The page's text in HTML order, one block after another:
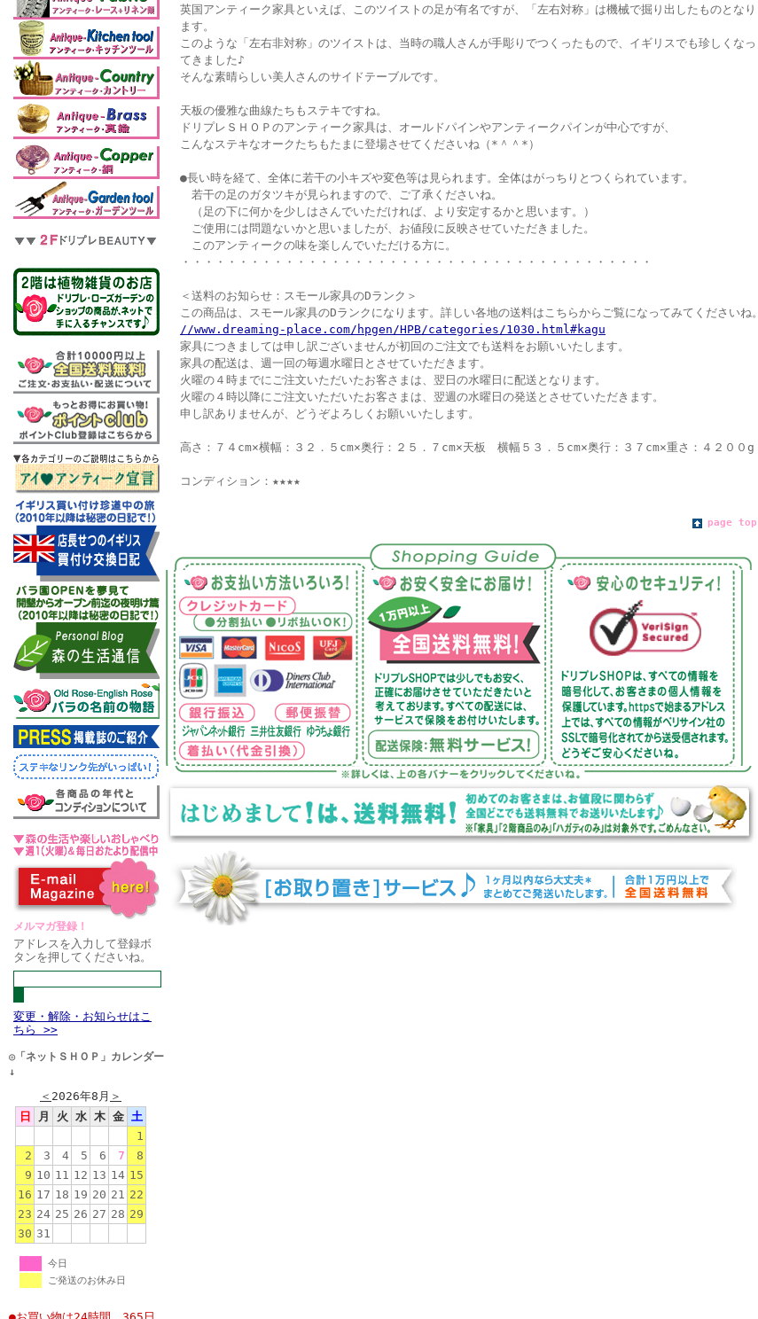
メルマガ登録！
アドレスを入力して登録ボ
タンを押してくださいね。
変更・解除・お知らせはこ
ちら >>
◎「ネットＳＨＯＰ」カレンダー
↓
＜ 2026年8月 ＞
日
月 火 水 木 金 土
1
2
3 4 5 6 7
8
9 10 11 12 13 14 15
16 17 18 19 20 21 22
23 24 25 26 27 28 29
30 31
今日
ご発送のお休み日
英国アンティーク家具といえば、このツイストの足が有名ですが、「左右対称」は機械で掘り出したものとなり
ます。
このような「左右非対称」のツイストは、当時の職人さんが手彫りでつくったもので、イギリスでも珍しくなっ
てきました♪
そんな素晴らしい美人さんのサイドテーブルです。
天板の優雅な曲線たちもステキですね。
ドリプレＳＨＯＰのアンティーク家具は、オールドパインやアンティークパインが中心ですが、
こんなステキなオークたちもたまに登場させてくださいね（*＾＾*）
●長い時を経て、全体に若干の小キズや変色等は見られます。全体はがっちりとつくられています。
若干の足のガタツキが見られますので、ご了承くださいね。
（足の下に何かを少しはさんでいただければ、より安定するかと思います。）
ご使用には問題ないかと思いましたが、お値段に反映させていただきました。
このアンティークの味を楽しんでいただける方に。
・・・・・・・・・・・・・・・・・・・・・・・・・・・・・・・・・・・・・・・・・
＜送料のお知らせ：スモール家具のDランク＞
この商品は、スモール家具のDランクになります。詳しい各地の送料はこちらからご覧になってみてくださいね。
//www.dreaming-place.com/hpgen/HPB/categories/1030.html#kagu
家具につきましては申し訳ございませんが初回のご注文でも送料をお願いいたします。
家具の配送は、週一回の毎週水曜日とさせていただきます。
火曜の４時までにご注文いただいたお客さまは、翌日の水曜日に配送となります。
火曜の４時以降にご注文いただいたお客さまは、翌週の水曜日の発送とさせていただきます。
申し訳ありませんが、どうぞよろしくお願いいたします。
高さ：７４cm×横幅：３２．５cm×奥行：２５．７cm×天板 横幅５３．５cm×奥行：３７cm×重さ：４２００g
コンディション：★★★★
page top